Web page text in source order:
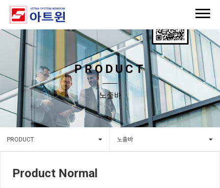
PRODUCT
노출바
PRODUCT 노출바
Product Normal